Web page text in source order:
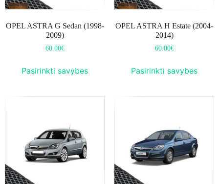
OPEL ASTRA G Sedan (1998-
2009)
60.00€
Pasirinkti savybes
OPEL ASTRA H Estate (2004-
2014)
60.00€
Pasirinkti savybes